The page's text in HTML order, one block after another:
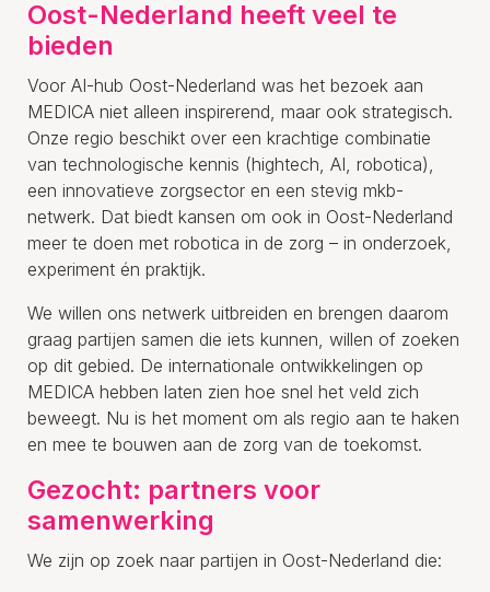
Oost-Nederland heeft veel te
bieden
Voor AI-hub Oost-Nederland was het bezoek aan
MEDICA niet alleen inspirerend, maar ook strategisch.
Onze regio beschikt over een krachtige combinatie
van technologische kennis (hightech, AI, robotica),
een innovatieve zorgsector en een stevig mkb-
netwerk. Dat biedt kansen om ook in Oost-Nederland
meer te doen met robotica in de zorg – in onderzoek,
experiment én praktijk.
We willen ons netwerk uitbreiden en brengen daarom
graag partijen samen die iets kunnen, willen of zoeken
op dit gebied. De internationale ontwikkelingen op
MEDICA hebben laten zien hoe snel het veld zich
beweegt. Nu is het moment om als regio aan te haken
en mee te bouwen aan de zorg van de toekomst.
Gezocht: partners voor
samenwerking
We zijn op zoek naar partijen in Oost-Nederland die: